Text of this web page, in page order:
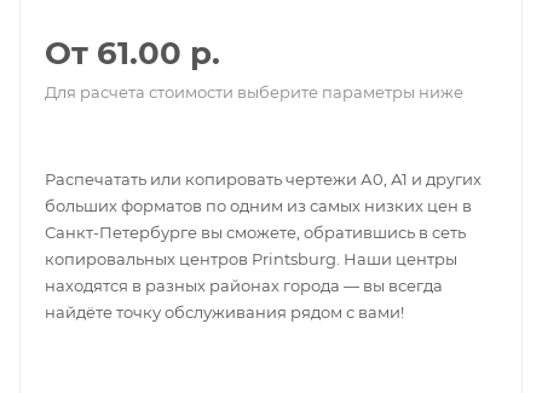
От 61.00 р.
Для расчета стоимости выберите параметры ниже
Распечатать или копировать чертежи А0, А1 и других
больших форматов по одним из самых низких цен в
Санкт-Петербурге вы сможете, обратившись в сеть
копировальных центров Printsburg. Наши центры
находятся в разных районах города — вы всегда
найдёте точку обслуживания рядом с вами!